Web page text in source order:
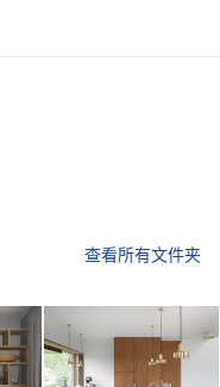
查看所有文件夹